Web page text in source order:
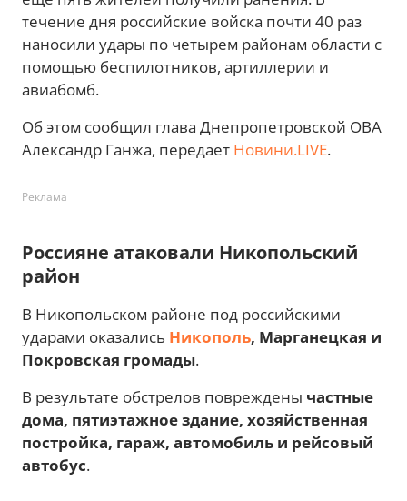
течение дня российские войска почти 40 раз
наносили удары по четырем районам области с
помощью беспилотников, артиллерии и
авиабомб.
Об этом сообщил глава Днепропетровской ОВА
Александр Ганжа, передает Новини.LIVE.
Реклама
Россияне атаковали Никопольский
район
В Никопольском районе под российскими
ударами оказались Никополь, Марганецкая и
Покровская громады.
В результате обстрелов повреждены частные
дома, пятиэтажное здание, хозяйственная
постройка, гараж, автомобиль и рейсовый
автобус.